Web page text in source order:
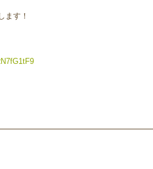
ます！